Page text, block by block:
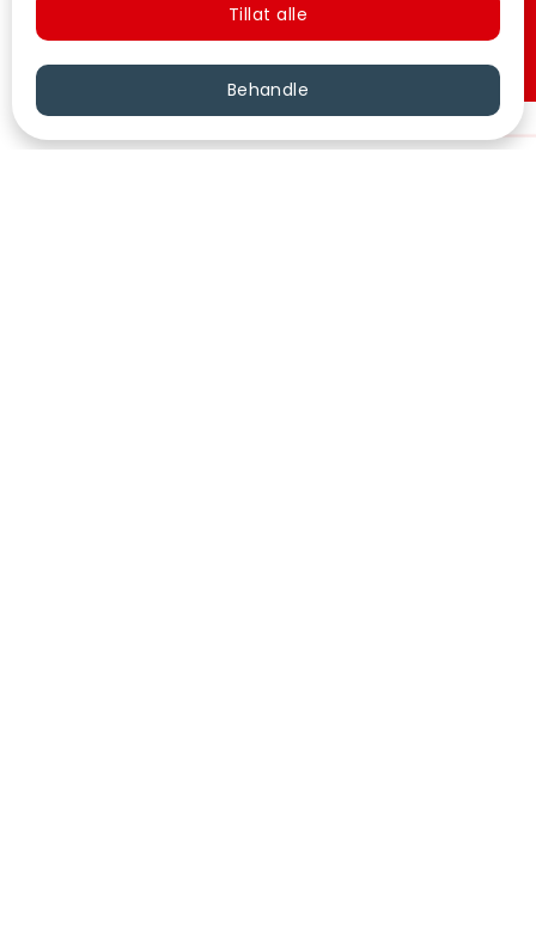
Tillat alle
Behandle Hurtigkjøp